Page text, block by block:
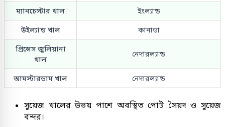
ম্যানচেস্টার খাল ইংল্যান্ড
উইল্যান্ড খাল কানাডা
প্রিন্সেস জুলিয়ানা
খাল
নেদারল্যান্ড
আমস্টারডাম খাল নেদারল্যান্ড
সুয়েজ খালের উভয় পাশে অবস্থিত পোর্ট সৈয়দ ও সুয়েজ
বন্দর।